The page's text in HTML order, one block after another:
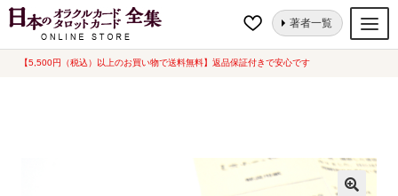
【5,500円（税込）以上のお買い物で送料無料】返品保証付きで安心です
ナ
コ
著者一覧
オラクルカード
ホーム オラクルカード 人生・哲学
しあわせの蓮花（2025年10月発
売）